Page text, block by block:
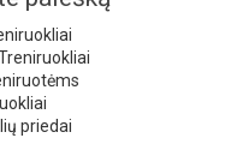
priedai